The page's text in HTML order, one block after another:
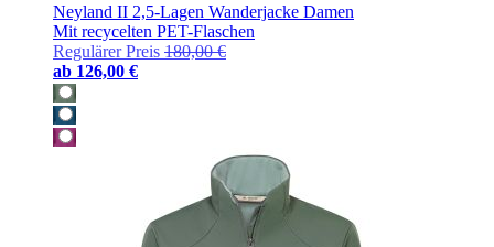
Neyland II 2,5-Lagen Wanderjacke Damen
Mit recycelten PET-Flaschen
Regulärer Preis 180,00 €
ab 126,00 €